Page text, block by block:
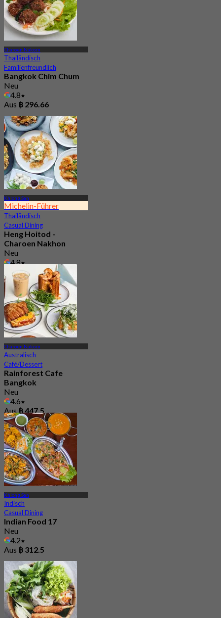
Charoen Nakorn
Thailändisch
Familienfreundlich
Bangkok Chim Chum
Neu
4.8
Aus ฿ 296.66
Khlong San
Michelin-Führer
Thailändisch
Casual Dining
Heng Hoitod -
Charoen Nakhon
Neu
4.8
Aus฿ 230
Charoen Nakorn
Australisch
Café/Dessert
Rainforest Cafe
Bangkok
Neu
4.6
Aus฿ 447.5
Khlong San
Indisch
Casual Dining
Indian Food 17
Neu
4.2
Aus ฿ 312.5